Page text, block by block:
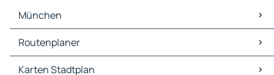
München
München Karten Stadtplan
München Verkehr
München Hotels
Routenplaner
Routenplaner München - Nürnberg
Karten Stadtplan